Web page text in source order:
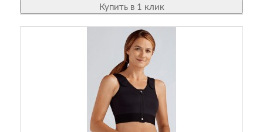
Купить в 1 клик